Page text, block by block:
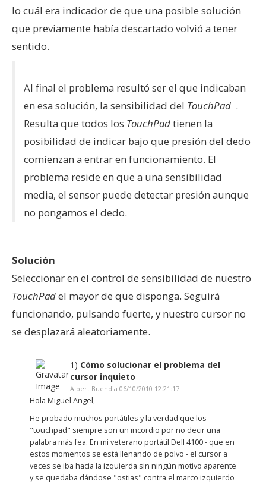
lo cuál era indicador de que una posible solución
que previamente había descartado volvió a tener
sentido.
Al final el problema resultó ser el que indicaban
en esa solución, la sensibilidad del TouchPad .
Resulta que todos los TouchPadtienen la
posibilidad de indicar bajo que presión del dedo
comienzan a entrar en funcionamiento. El
problema reside en que a una sensibilidad
media, el sensor puede detectar presión aunque
no pongamos el dedo.
Solución
Seleccionar en el control de sensibilidad de nuestro
TouchPadel mayor de que disponga. Seguirá
funcionando, pulsando fuerte, y nuestro cursor no
se desplazará aleatoriamente.
1) Cómo solucionar el problema del
cursor inquieto
Albert Buendia 06/10/2010 12:21:17
Hola Miguel Angel,
He probado muchos portátiles y la verdad que los
"touchpad" siempre son un incordio por no decir una
palabra más fea. En mi veterano portátil Dell 4100 - que en
estos momentos se está llenando de polvo - el cursor a
veces se iba hacia la izquierda sin ningún motivo aparente
y se quedaba dándose "ostias" contra el marco izquierdo